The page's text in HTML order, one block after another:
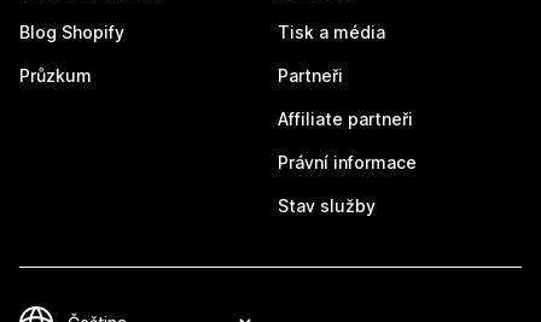
Blog Shopify
Průzkum
Tisk a média
Partneři
Affiliate partneři
Právní informace
Stav služby